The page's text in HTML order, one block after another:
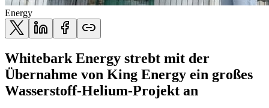
Energy
Whitebark Energy strebt mit der
Übernahme von King Energy ein großes
Wasserstoff-Helium-Projekt an